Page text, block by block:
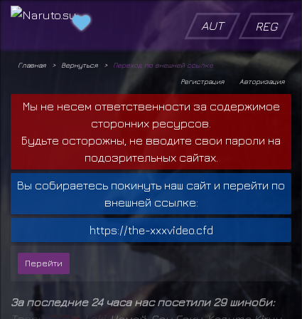
AUT REG
Главная Вернуться
Переход по внешней ссылке
Авторизация
Регистрация
Мы не несем ответственности за содержимое
сторонних ресурсов.
Будьте осторожны, не вводите свои пароли на
подозрительных сайтах.
Вы собираетесь покинуть наш сайт и перейти по
внешней ссылке:
https://the-xxxvideo.cfd
За последние 24 часа нас посетили 29 шиноби: